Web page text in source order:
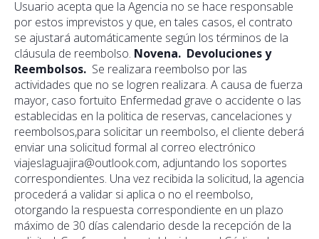
Usuario acepta que la Agencia no se hace responsable
por estos imprevistos y que, en tales casos, el contrato
se ajustará automáticamente según los términos de la
cláusula de reembolso. Novena. Devoluciones y
Reembolsos. Se realizara reembolso por las
actividades que no se logren realizara. A causa de fuerza
mayor, caso fortuito Enfermedad grave o accidente o las
establecidas en la politica de reservas, cancelaciones y
reembolsos,para solicitar un reembolso, el cliente deberá
enviar una solicitud formal al correo electrónico
viajeslaguajira@outlook.com, adjuntando los soportes
correspondientes. Una vez recibida la solicitud, la agencia
procederá a validar si aplica o no el reembolso,
otorgando la respuesta correspondiente en un plazo
máximo de 30 días calendario desde la recepción de la